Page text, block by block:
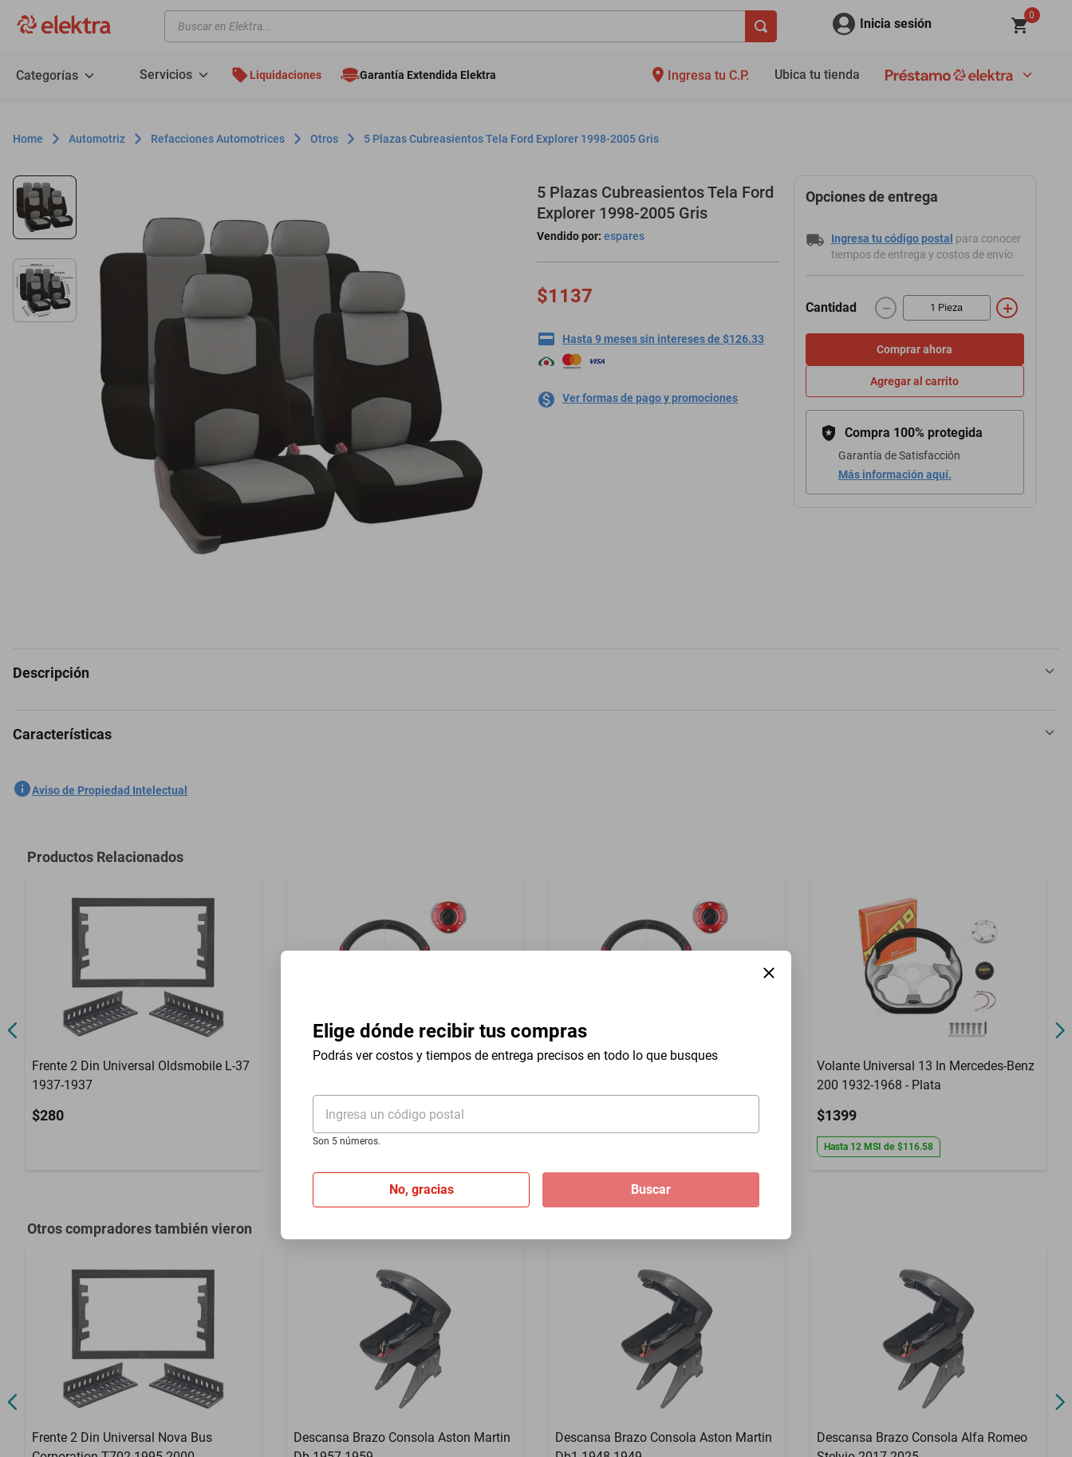
Buscar en Elektra... Inicia sesión
0
Categorías Servicios Liquidaciones Garantía Extendida Elektra Ingresa tu C.P.
Elige dónde recibir tus compras
Podrás ver costos y tiempos de entrega precisos en todo lo que busques
Ingresa un código postal
Son 5 números.
No, gracias Buscar
Ubica tu tienda
Automotriz Refacciones Automotrices Otros 5 Plazas Cubreasientos Tela Ford Explorer 1998-2005 Gris
5 Plazas Cubreasientos Tela Ford
Explorer 1998-2005 Gris
Vendido por: espares
$1137
Hasta 9 meses sin intereses de $126.33
Ver formas de pago y promociones
Opciones de entrega
Ingresa tu código postal para conocer
tiempos de entrega y costos de envío
Cantidad ＋
－
Comprar ahora
Agregar al carrito
Compra 100% protegida
Garantía de Satisfacción
Más información aquí.
Descripción
5 Plazas Cubreasientos Tela Ford Explorer 1998-2005 Gris
Características
SKU
Modelo
Aviso de Propiedad Intelectual
Productos Relacionados
Frente 2 Din Universal Oldsmobile L-37
1937-1937
$280
Volante Universal 13 In Studebaker
$1399
Hasta12 MSIde $116.58
Volante Universal 13 In Mercedes-Benz
Volante Universal 13 In Mercedes-Benz
200 1932-1968 - Plata
$1399
Hasta 12 MSI de $116.58
Otros compradores también vieron
Frente 2 Din Universal Nova Bus
Descansa Brazo Consola Aston Martin
Descansa Brazo Consola Aston Martin
Descansa Brazo Consola Alfa Romeo
motos
colchones
motoneta